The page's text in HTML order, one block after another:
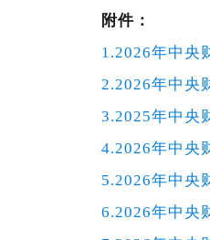
附件：
1.2026年中
2.2026年中
3.2025年中央
4.2026年中央
5.2026年中央
6.2026年中央